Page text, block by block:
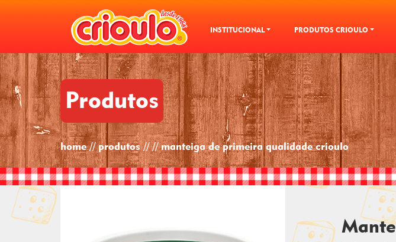
INSTITUCIONAL PRODUTOS CRIOULO
Produtos
home // produtos // // manteiga de primeira qualidade crioulo